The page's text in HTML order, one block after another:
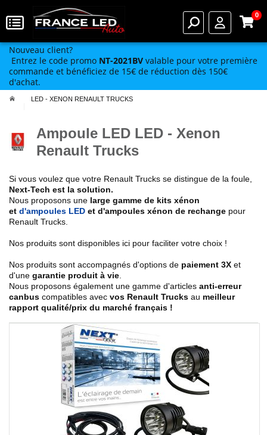
0
Nouveau client?
Entrez le code promo NT-2021BV valable pour votre première
commande et bénéficiez de 15€ de réduction dès 150€
d'achat.
LED - XENON RENAULT TRUCKS
Ampoule LED LED - Xenon
Renault Trucks
Si vous voulez que votre Renault Trucks se distingue de la foule,
Next-Tech est la solution.
Nous proposons une large gamme de kits xénon
et d'ampoules LED et d'ampoules xénon de rechange pour
Renault Trucks.
Nos produits sont disponibles ici pour faciliter votre choix !
Nos produits sont accompagnés d'options de paiement 3X et
d'une garantie produit à vie
Nous proposons également une gamme d'articles anti-erreur
canbus compatibles avec vos Renault Trucks au meilleur
rapport qualité/prix du marché français !